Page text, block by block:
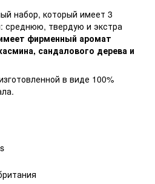
набор, который имеет 3
среднюю, твердую и экстра
фирменный аромат
сандалового дерева и
в виде 100%